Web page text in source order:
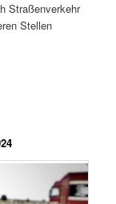
Straßenverkehr
Stellen